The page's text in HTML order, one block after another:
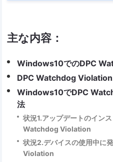
主な内容：
Windows10でのDPC
DPC Watchdog Violation
Windows10でDPC
法
状況1.アップデートのイン
Watchdog Violation
状況2.デバイスの使用中に
Violation